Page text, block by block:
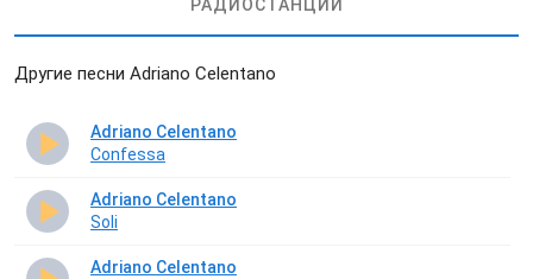
РАДИОСТАНЦИИ
Другие песни Adriano Celentano
Adriano Celentano
Confessa
Adriano Celentano
Soli
Adriano Celentano